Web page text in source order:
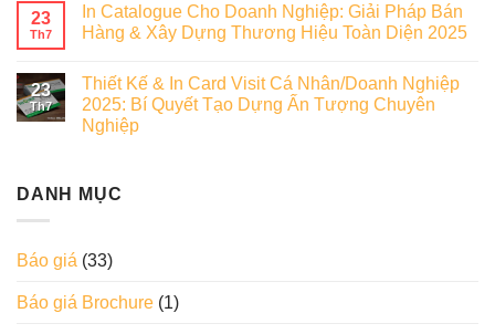
23
Th7
In Catalogue Cho Doanh Nghiệp: Giải Pháp Bán
Hàng & Xây Dựng Thương Hiệu Toàn Diện 2025
23
Th7
Thiết Kế & In Card Visit Cá Nhân/Doanh Nghiệp
2025: Bí Quyết Tạo Dựng Ấn Tượng Chuyên
Nghiệp
DANH MỤC
Báo giá (33)
Báo giá Brochure (1)